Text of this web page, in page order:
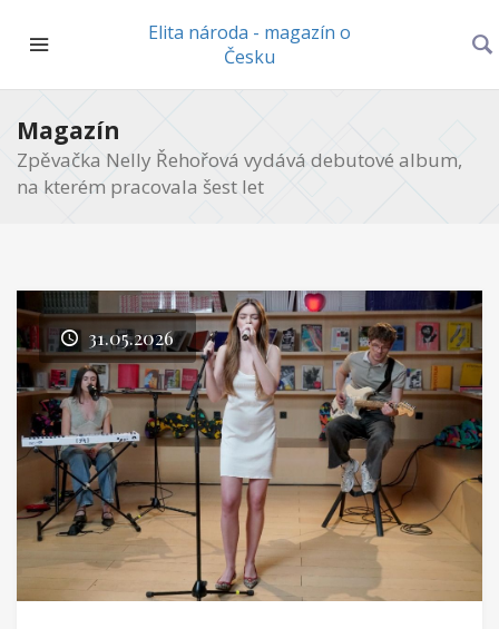
Elita národa - magazín o
Česku
Magazín
Zpěvačka Nelly Řehořová vydává debutové album,
na kterém pracovala šest let
31.05.2026